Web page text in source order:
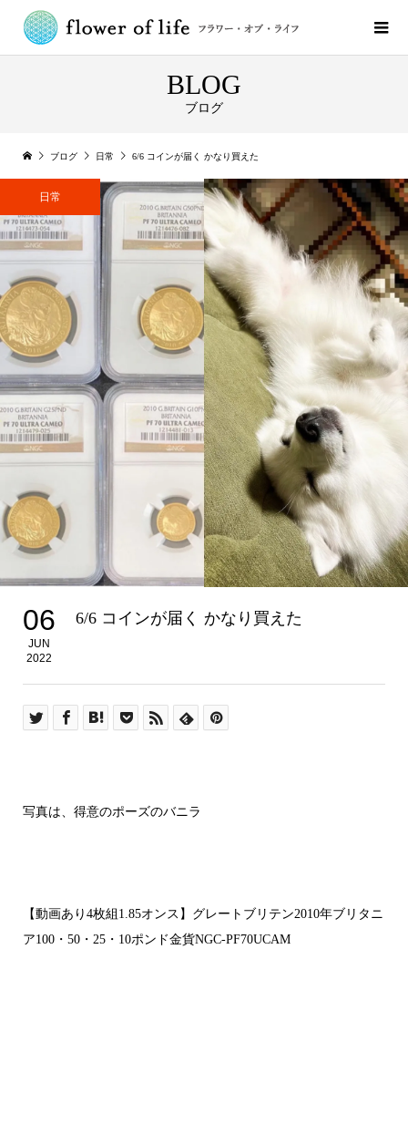
BLOG
ブログ
ブログ 日常 6/6 コインが届く かなり買えた
日常
06
JUN
2022
6/6 コインが届く かなり買えた
写真は、得意のポーズのバニラ
【動画あり4枚組1.85オンス】グレートブリテン2010年ブリタニ
ア100・50・25・10ポンド金貨NGC-PF70UCAM